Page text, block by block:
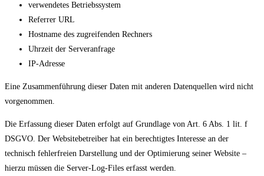
verwendetes Betriebssystem
Referrer URL
Hostname des zugreifenden Rechners
Uhrzeit der Serveranfrage
IP-Adresse
Eine Zusammenführung dieser Daten mit anderen Datenquellen wird nicht
vorgenommen.
Die Erfassung dieser Daten erfolgt auf Grundlage von Art. 6 Abs. 1 lit. f
DSGVO. Der Websitebetreiber hat ein berechtigtes Interesse an der
technisch fehlerfreien Darstellung und der Optimierung seiner Website –
hierzu müssen die Server-Log-Files erfasst werden.